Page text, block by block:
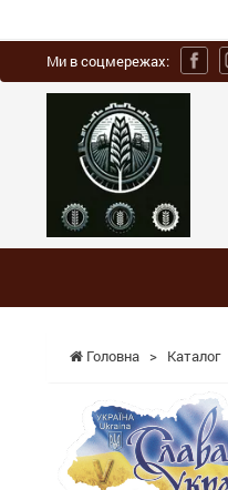
Ми в соцмережах:
Головна > Каталог